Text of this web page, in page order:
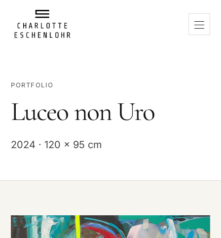
DE/ EN
PORTFOLIO
Luceo non Uro
2024 · 120 x 95 cm